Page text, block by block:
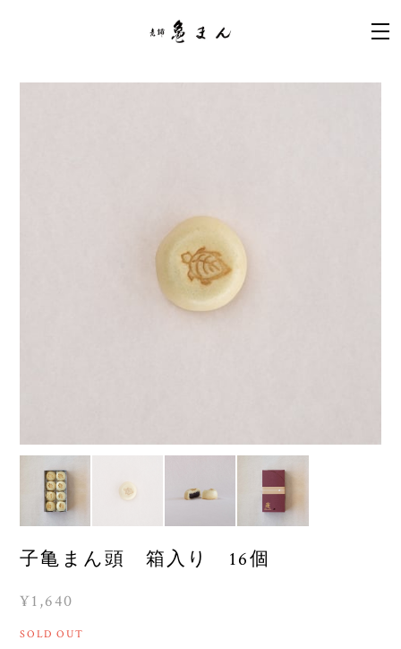
子亀まん頭 箱入り 16個
¥1,640
SOLD OUT